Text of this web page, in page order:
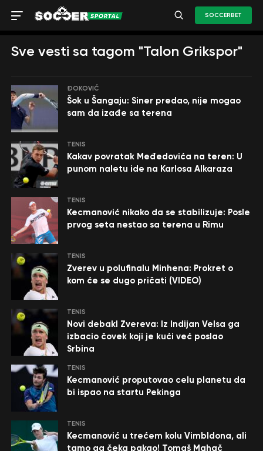
SOCCERBET
Sve vesti sa tagom "Talon Grikspor"
ĐOKOVIĆ
Šok u Šangaju: Siner predao, nije mogao
sam da izađe sa terena
TENIS
Kakav povratak Međedovića na teren: U
punom naletu ide na Karlosa Alkaraza
TENIS
Kecmanović nikako da se stabilizuje: Posle
prvog seta nestao sa terena u Rimu
TENIS
Zverev u polufinalu Minhena: Prokret o
kom će se dugo pričati (VIDEO)
TENIS
Novi debakl Zvereva: Iz Indijan Velsa ga
izbacio čovek koji je kući već poslao
Srbina
TENIS
Kecmanović proputovao celu planetu da
bi ispao na startu Pekinga
TENIS
Kecmanović u trećem kolu Vimbldona, ali
tamo ga čeka pakao! Tomaš Mahač